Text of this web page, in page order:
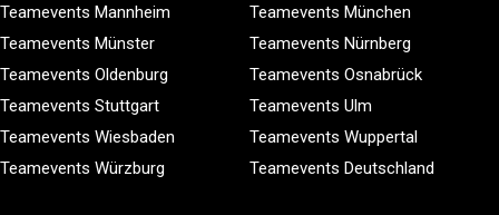
Teamevents Mannheim
Teamevents München
Teamevents Münster
Teamevents Nürnberg
Teamevents Oldenburg
Teamevents Osnabrück
Teamevents Stuttgart
Teamevents Ulm
Teamevents Wiesbaden
Teamevents Wuppertal
Teamevents Würzburg
Teamevents Deutschland